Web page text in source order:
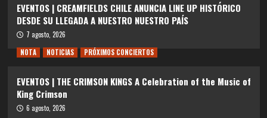
EVENTOS | CREAMFIELDS CHILE ANUNCIA LINE UP HISTÓRICO
DESDE SU LLEGADA A NUESTRO NUESTRO PAÍS
7 agosto, 2026
NOTA
NOTICIAS PRÓXIMOS CONCIERTOS
EVENTOS | THE CRIMSON KINGS A Celebration of the Music of
King Crimson
6 agosto, 2026